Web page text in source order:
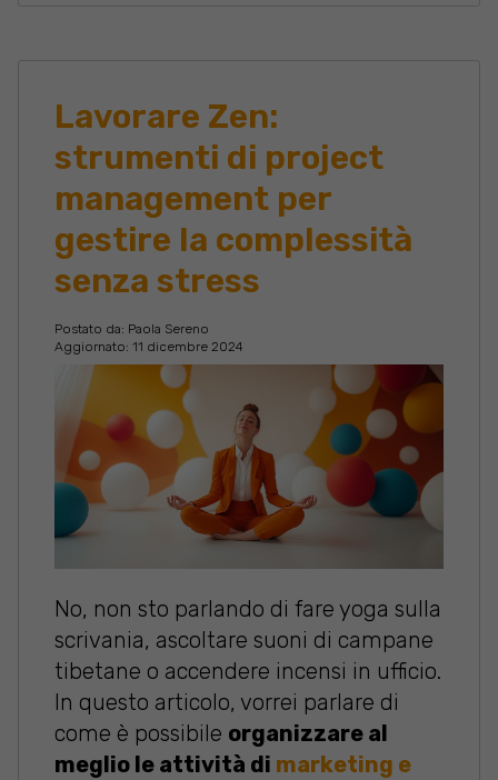
Lavorare Zen:
strumenti di project
management per
gestire la complessità
senza stress
Postato da: Paola Sereno
Aggiornato: 11 dicembre 2024
No, non sto parlando di fare yoga sulla
scrivania, ascoltare suoni di campane
tibetane o accendere incensi in ufficio.
In questo articolo, vorrei parlare di
come è possibile organizzare al
meglio le attività di marketing e